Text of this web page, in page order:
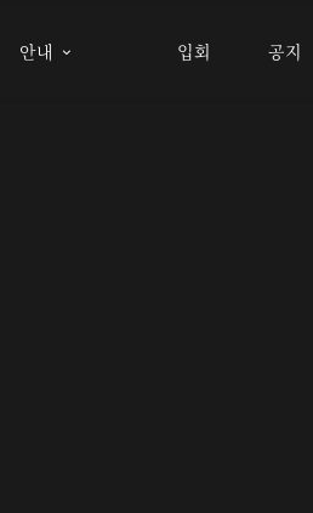
안내  입회 공지